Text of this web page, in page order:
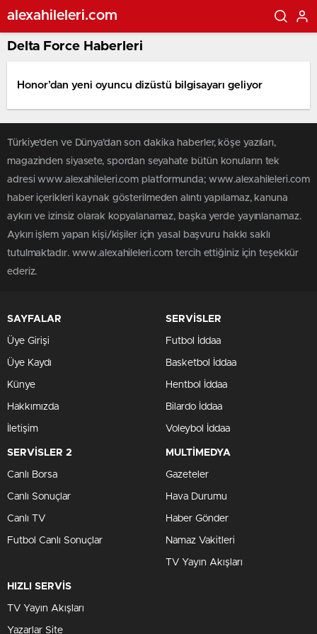
alexahileleri.com
Delta Force Haberleri
Honor’dan yeni oyuncu dizüstü bilgisayarı geliyor
Türkiye'den ve Dünya’dan son dakika haberler, köşe yazıları,
magazinden siyasete, spordan seyahate bütün konuların tek
adresi www.alexahileleri.com platformunda; www.alexahileleri.com
haber içerikleri kaynak gösterilmeden alıntı yapılamaz, kanuna
aykırı ve izinsiz olarak kopyalanamaz, başka yerde yayınlanamaz.
Aykırı işlem yapan kişi/kişiler için yasal başvuru hakkı saklı
tutulmaktadır. www.alexahileleri.com tercih ettiğiniz için teşekkür
ederiz.
SAYFALAR
Üye Girişi
Üye Kaydı
Künye
Hakkımızda
İletişim
SERVİSLER
Futbol İddaa
Basketbol İddaa
Hentbol İddaa
Bilardo İddaa
Voleybol İddaa
SERVİSLER 2
Canlı Borsa
Canlı Sonuçlar
Canlı TV
Futbol Canlı Sonuçlar
MULTİMEDYA
Gazeteler
Hava Durumu
Haber Gönder
Namaz Vakitleri
TV Yayın Akışları
HIZLI SERVİS
TV Yayın Akışları
Yazarlar Site